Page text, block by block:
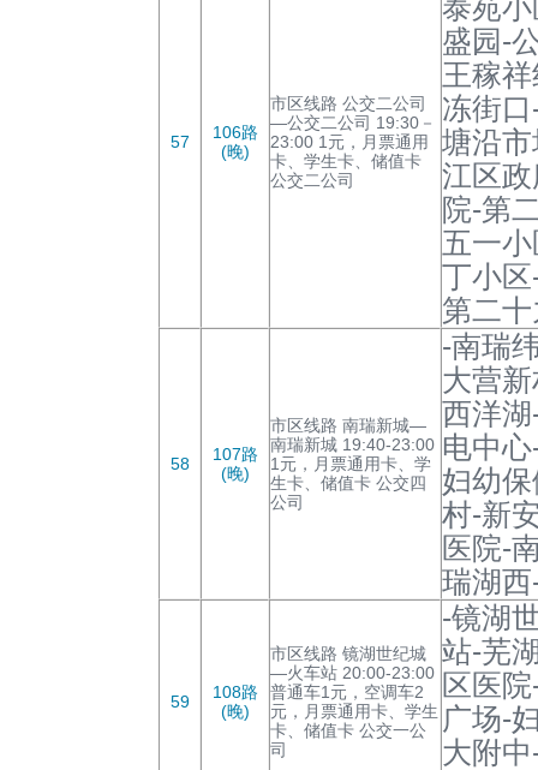
57
106路
(晚)
市区线路 公交二公司
—公交二公司 19:30－
23:00 1元，月票通用
卡、学生卡、储值卡
公交二公司
泰苑
盛园-
王稼
冻街
塘沿
江区
院-第
五一
丁小
第二
58
107路
(晚)
市区线路 南瑞新城—
南瑞新城 19:40-23:00
1元，月票通用卡、学
生卡、储值卡 公交四
公司
-南瑞
大营
西洋
电中
妇幼
村-新
医院-
瑞湖
59
108路
(晚)
市区线路 镜湖世纪城
—火车站 20:00-23:00
普通车1元，空调车2
元，月票通用卡、学生
卡、储值卡 公交一公
司
-镜湖
站-芜
区医
广场-
大附